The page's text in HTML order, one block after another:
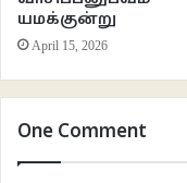
காட்டுக்குள்ளே
யமக்குன்று
April 15, 2026
One Comment